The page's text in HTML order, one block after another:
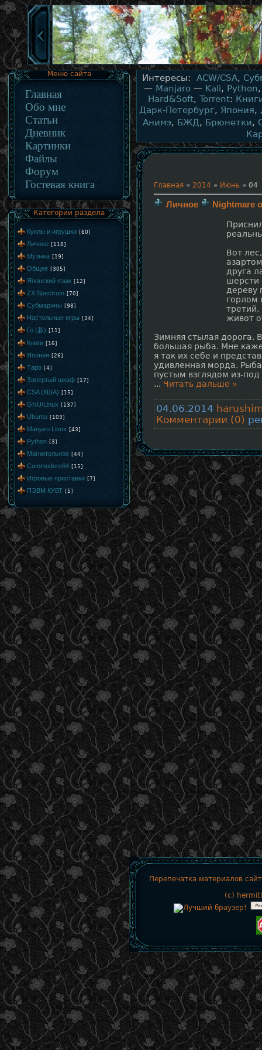
Меню сайта
Главная
Обо мне
Статьи
Дневник
Картинки
Файлы
Форум
Гостевая книга
Категории раздела
Куклы и игрушки [60]
Личное [118]
Музыка [19]
Общее [305]
Японский язык [12]
ZX Spectrum [70]
Субмарины [98]
Настольные игры [34]
Го (碁) [11]
Книги [16]
Япония [26]
Таро [4]
Запертый шкаф [17]
CSA (КША) [15]
GNU/Linux [137]
Ubuntu [103]
Manjaro Linux [43]
Python [3]
Магнитольное [44]
Commodore64 [15]
Игровые приставки [7]
ПЭВМ КУВТ [5]
Интересы: ACW/CSA,
— Manjaro — Kali, Python
Hard&Soft, Torrent:
Дарк-Петербург, Япония,
Анимэ, БЖД, Брюнетки,
Главная » 2014 » Июнь » 04
Личное Nightmare
Вот
друга
шерсти
дереву
горлом
живот
Зимняя стылая дорога.
большая рыба. Мне
я так их себе и
удивленная морда.
пустым взглядом из-
... Читать дальше »
04.06.2014
Комментарии (0)
Перепечатка материалов
(c)